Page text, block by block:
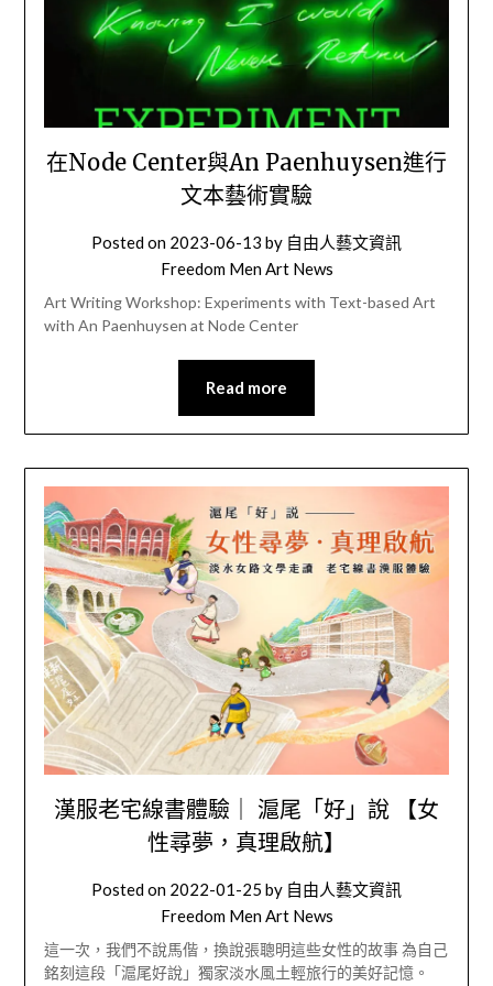
在Node Center與An Paenhuysen進行
文本藝術實驗
Posted on 2023-06-13 by 自由人藝文資訊
Freedom Men Art News
Art Writing Workshop: Experiments with Text-based Art
with An Paenhuysen at Node Center
Read more
漢服老宅線書體驗｜ 滬尾「好」說 【女
性尋夢，真理啟航】
Posted on 2022-01-25 by 自由人藝文資訊
Freedom Men Art News
這一次，我們不說馬偕，換說張聰明這些女性的故事 為自己
銘刻這段「滬尾好說」獨家淡水風土輕旅行的美好記憶。